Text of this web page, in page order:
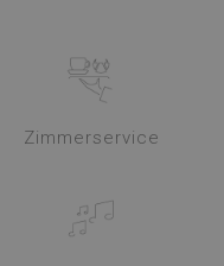
Zimmerservice